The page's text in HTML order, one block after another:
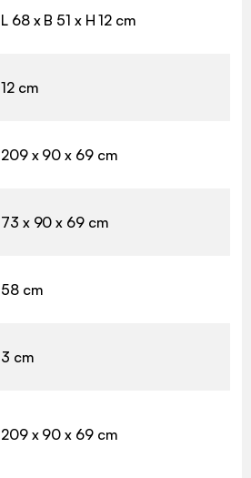
L 68 x B 51 x H 12 cm
12 cm
209 x 90 x 69 cm
73 x 90 x 69 cm
58 cm
3 cm
209 x 90 x 69 cm